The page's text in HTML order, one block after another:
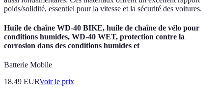
poids/solidité, essentiel pour la vitesse et la sécurité des voitures.
Huile de chaîne WD-40 BIKE, huile de chaîne de vélo pour
conditions humides, WD-40 WET, protection contre la
corrosion dans des conditions humides et
Batterie Mobile
18.49 EURVoir le prix